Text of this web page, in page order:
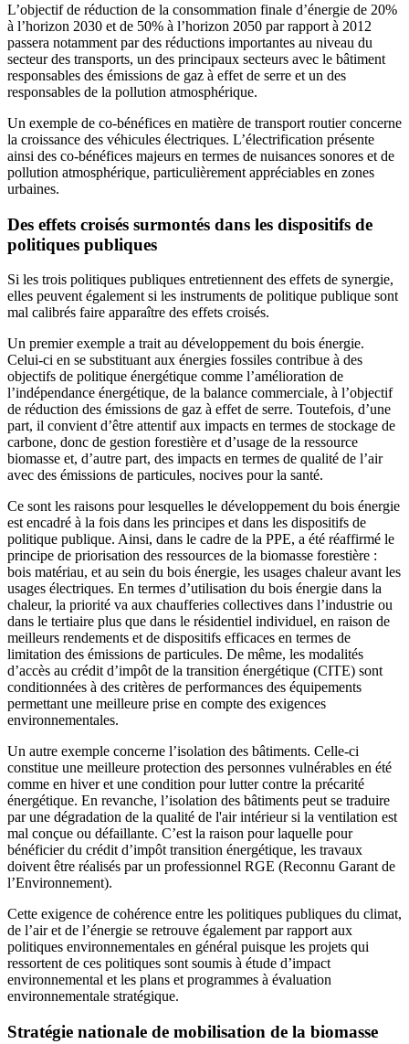
L’objectif de réduction de la consommation finale d’énergie de 20%
à l’horizon 2030 et de 50% à l’horizon 2050 par rapport à 2012
passera notamment par des réductions importantes au niveau du
secteur des transports, un des principaux secteurs avec le bâtiment
responsables des émissions de gaz à effet de serre et un des
responsables de la pollution atmosphérique.
Un exemple de co-bénéfices en matière de transport routier concerne
la croissance des véhicules électriques. L’électrification présente
ainsi des co-bénéfices majeurs en termes de nuisances sonores et de
pollution atmosphérique, particulièrement appréciables en zones
urbaines.
Des effets croisés surmontés dans les dispositifs de
politiques publiques
Si les trois politiques publiques entretiennent des effets de synergie,
elles peuvent également si les instruments de politique publique sont
mal calibrés faire apparaître des effets croisés.
Un premier exemple a trait au développement du bois énergie.
Celui-ci en se substituant aux énergies fossiles contribue à des
objectifs de politique énergétique comme l’amélioration de
l’indépendance énergétique, de la balance commerciale, à l’objectif
de réduction des émissions de gaz à effet de serre. Toutefois, d’une
part, il convient d’être attentif aux impacts en termes de stockage de
carbone, donc de gestion forestière et d’usage de la ressource
biomasse et, d’autre part, des impacts en termes de qualité de l’air
avec des émissions de particules, nocives pour la santé.
Ce sont les raisons pour lesquelles le développement du bois énergie
est encadré à la fois dans les principes et dans les dispositifs de
politique publique. Ainsi, dans le cadre de la PPE, a été réaffirmé le
principe de priorisation des ressources de la biomasse forestière :
bois matériau, et au sein du bois énergie, les usages chaleur avant les
usages électriques. En termes d’utilisation du bois énergie dans la
chaleur, la priorité va aux chaufferies collectives dans l’industrie ou
dans le tertiaire plus que dans le résidentiel individuel, en raison de
meilleurs rendements et de dispositifs efficaces en termes de
limitation des émissions de particules. De même, les modalités
d’accès au crédit d’impôt de la transition énergétique (CITE) sont
conditionnées à des critères de performances des équipements
permettant une meilleure prise en compte des exigences
environnementales.
Un autre exemple concerne l’isolation des bâtiments. Celle-ci
constitue une meilleure protection des personnes vulnérables en été
comme en hiver et une condition pour lutter contre la précarité
énergétique. En revanche, l’isolation des bâtiments peut se traduire
par une dégradation de la qualité de l'air intérieur si la ventilation est
mal conçue ou défaillante. C’est la raison pour laquelle pour
bénéficier du crédit d’impôt transition énergétique, les travaux
doivent être réalisés par un professionnel RGE (Reconnu Garant de
l’Environnement).
Cette exigence de cohérence entre les politiques publiques du climat,
de l’air et de l’énergie se retrouve également par rapport aux
politiques environnementales en général puisque les projets qui
ressortent de ces politiques sont soumis à étude d’impact
environnemental et les plans et programmes à évaluation
environnementale stratégique.
Stratégie nationale de mobilisation de la biomasse